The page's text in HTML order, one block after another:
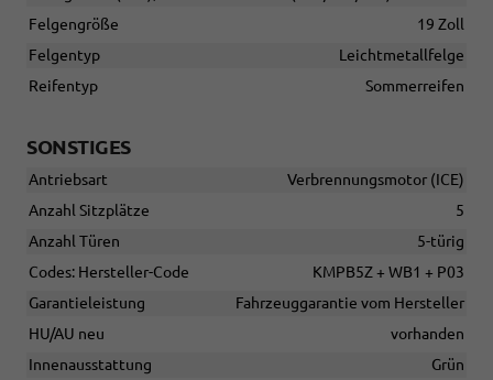
Felgengröße
19 Zoll
Felgentyp
Leichtmetallfelge
Reifentyp
Sommerreifen
SONSTIGES
Antriebsart
Verbrennungsmotor (ICE)
Anzahl Sitzplätze
5
Anzahl Türen
5-türig
Codes: Hersteller-Code
KMPB5Z + WB1 + P03
Garantieleistung
Fahrzeuggarantie vom Hersteller
HU/AU neu
vorhanden
Innenausstattung
Grün